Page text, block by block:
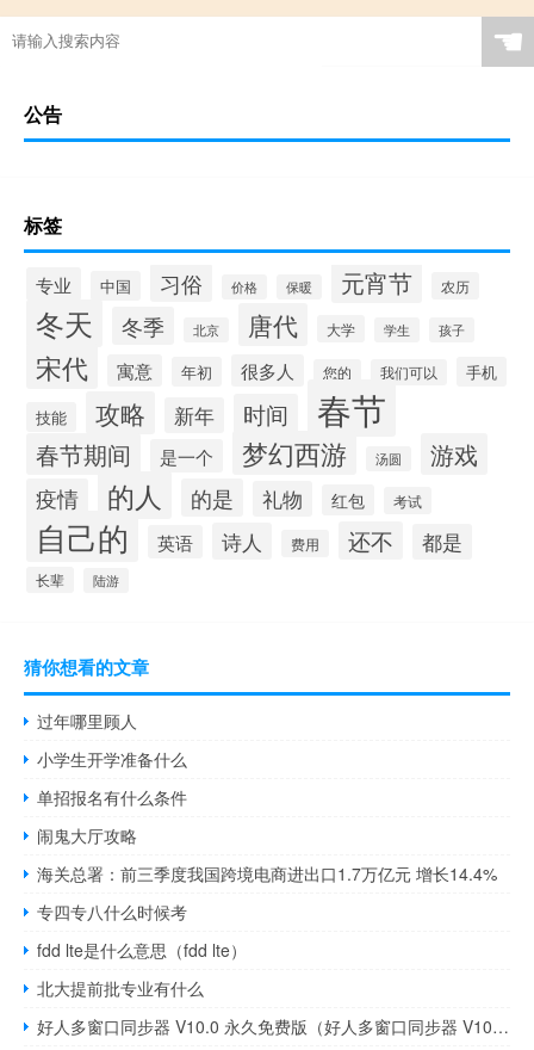
☚
公告
标签
专业 中国 习俗 价格 保暖 元宵节 农历
冬天 冬季 北京 唐代 大学 学生 孩子
宋代 寓意 年初 很多人 您的 我们可以
手机
技能
攻略 新年 时间 春节
春节期间 是一个 梦幻西游 汤圆 游戏
疫情 的人 的是 礼物 红包 考试
自己的 英语 诗人 费用 还不 都是
长辈 陆游
猜你想看的文章
过年哪里顾人
小学生开学准备什么
单招报名有什么条件
闹鬼大厅攻略
海关总署：前三季度我国跨境电商进出口1.7万亿元 增长14.4%
专四专八什么时候考
fdd lte是什么意思（fdd lte）
北大提前批专业有什么
好人多窗口同步器 V10.0 永久免费版（好人多窗口同步器 V10.0 永久免费版功能简介）